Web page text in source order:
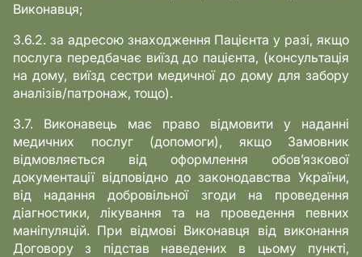
Виконавця;
3.6.2. за адресою знаходження Пацієнта у разі, якщо
послуга передбачає виїзд до пацієнта, (консультація
на дому, виїзд сестри медичної до дому для забору
аналізів/патронаж, тощо).
3.7. Виконавець має право відмовити у наданні
медичних послуг (допомоги), якщо Замовник
відмовляється від оформлення обов’язкової
документації відповідно до законодавства України,
від надання добровільної згоди на проведення
діагностики, лікування та на проведення певних
маніпуляцій. При відмові Виконавця від виконання
Договору з підстав наведених в цьому пункті,